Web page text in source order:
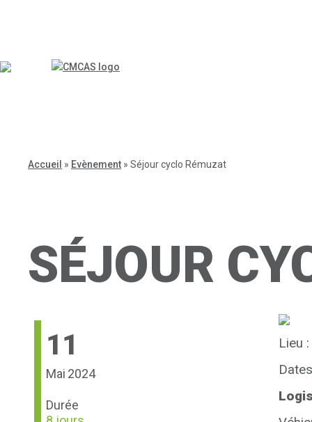
Accueil » Evènement » Séjour cyclo Rémuzat
SÉJOUR
11
Mai 2024
Durée
Lieu